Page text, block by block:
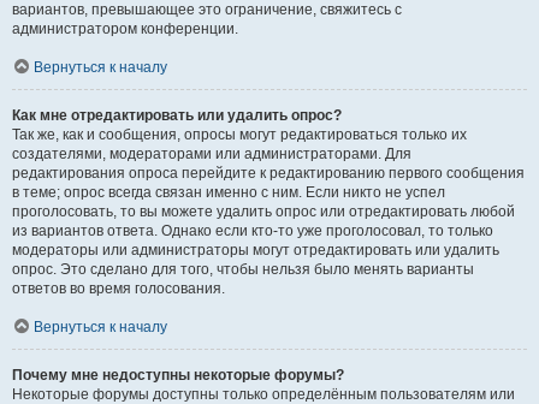
вариантов, превышающее это ограничение, свяжитесь с
администратором конференции.
Вернуться к началу
Как мне отредактировать или удалить опрос?
Так же, как и сообщения, опросы могут редактироваться только их
создателями, модераторами или администраторами. Для
редактирования опроса перейдите к редактированию первого сообщения
в теме; опрос всегда связан именно с ним. Если никто не успел
проголосовать, то вы можете удалить опрос или отредактировать любой
из вариантов ответа. Однако если кто-то уже проголосовал, то только
модераторы или администраторы могут отредактировать или удалить
опрос. Это сделано для того, чтобы нельзя было менять варианты
ответов во время голосования.
Вернуться к началу
Почему мне недоступны некоторые форумы?
Некоторые форумы доступны только определённым пользователям или